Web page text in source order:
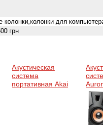
колонки,колонки для
грн
Акустическая
система
портативная Akai